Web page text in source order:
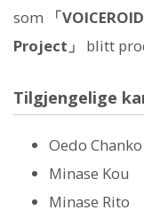
som
「VOICEROID
Project」
blitt
Tilgjengelige
Oedo
Minase Kou
Minase Rito